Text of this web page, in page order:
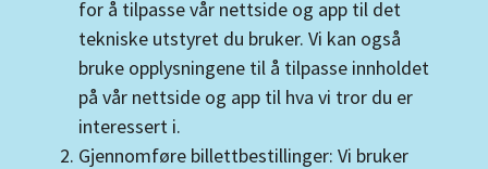
for å tilpasse vår nettside og app til det
tekniske utstyret du bruker. Vi kan også
bruke opplysningene til å tilpasse innholdet
på vår nettside og app til hva vi tror du er
interessert i.
Gjennomføre billettbestillinger: Vi bruker